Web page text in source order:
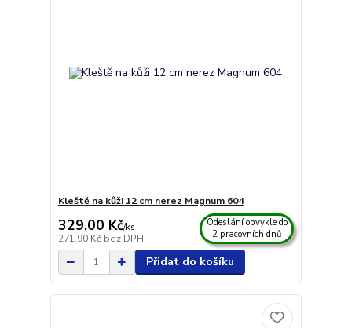
Kleště na kůži 12 cm nerez Magnum 604
329,00 Kč/ks
271,90 Kč bez DPH
Odeslání obvykle do
2 pracovních dnů
Přidat do košíku